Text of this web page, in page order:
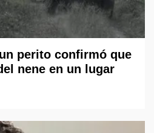
perito confirmó que
nene en un lugar